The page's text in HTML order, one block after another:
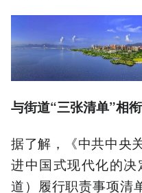
与街道“三张清单”相
据了解，《中共中央
进中国式现代化的
道）履行职责事项清